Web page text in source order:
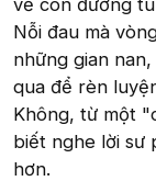
về con đường
Nỗi đau mà
những gian
qua để rèn
Không, từ một
biết nghe lời sư
hơn.